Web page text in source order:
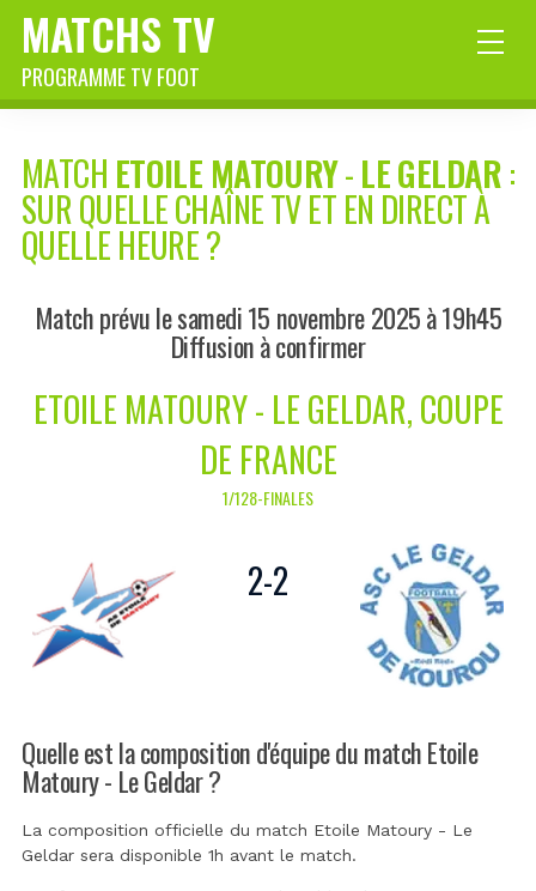
MATCHS TV
PROGRAMME TV FOOT
MATCH ETOILE MATOURY-LE GELDAR:
SUR QUELLE CHAÎNE TV ET EN DIRECT À
QUELLE HEURE ?
Match prévu le samedi 15 novembre 2025 à 19h45
Diffusion à confirmer
ETOILE MATOURY - LE GELDAR, COUPE
DE FRANCE
1/128-FINALES
2-2
Quelle est la composition d'équipe du match Etoile
Matoury - Le Geldar ?
La composition officielle du match Etoile Matoury - Le
Geldar sera disponible 1h avant le match.